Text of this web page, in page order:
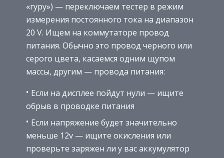
«гуру») — переключаем тестер в режим
измерения постоянного тока на диапазон
20 V. Ищем на коммутаторе провод
питания. Обычно это провод черного или
серого цвета, касаемся одним щупом
массы, другим — провода питания:
Если на дисплее пойдут нули — ищите
обрыв в проводке питания
Если напряжение будет значительно
меньше 12v — ищите окисления или
проверьте заряжен ли у вас аккумулятор